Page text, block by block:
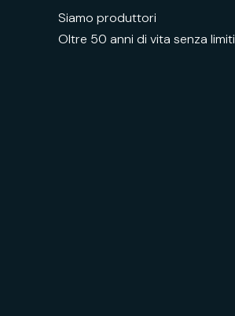
Siamo produttori
Oltre 50 anni di vita senza limiti